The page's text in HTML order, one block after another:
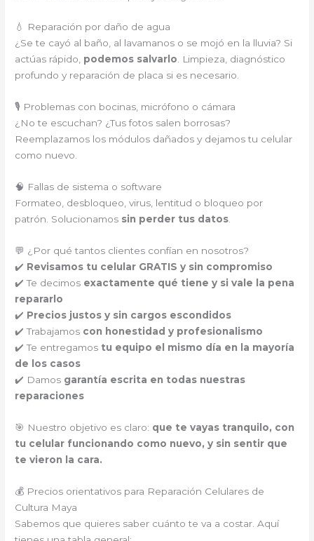
💧 Reparación por daño de agua
¿Se te cayó al baño, al lavamanos o se mojó en la lluvia? Si
actúas rápido, podemos salvarlo. Limpieza, diagnóstico
profundo y reparación de placa si es necesario.
🎙️ Problemas con bocinas, micrófono o cámara
¿No te escuchan? ¿Tus fotos salen borrosas?
Reemplazamos los módulos dañados y dejamos tu celular
como nuevo.
🧠 Fallas de sistema o software
Formateo, desbloqueo, virus, lentitud o bloqueo por
patrón. Solucionamos sin perder tus datos
💬 ¿Por qué tantos clientes confían en nosotros?
✔️ Revisamos tu celular GRATIS y sin compromiso
✔️ Te decimos exactamente qué tiene y si vale la pena
repararlo
✔️ Precios justos y sin cargos escondidos
✔️ Trabajamos con honestidad y profesionalismo
✔️ Te entregamos tu equipo el mismo día en la mayoría
de los casos
✔️ Damos garantía escrita en todas nuestras
reparaciones
🎯 Nuestro objetivo es claro: que te vayas tranquilo, con
tu celular funcionando como nuevo, y sin sentir que
te vieron la cara.
💰 Precios orientativos para Reparación Celulares de
Cultura Maya
Sabemos que quieres saber cuánto te va a costar. Aquí